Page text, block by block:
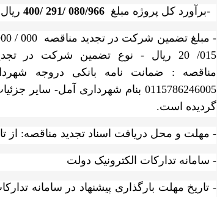
-برآورد کل پروژه مبلغ 400/ 291/ 080/966 ریال
015/ 20 ریال - نوع تضمین شرکت در
مناقصه : ضمانت نامه بانکی دروجه
0115786246005 بنام شهرداری آمل-
گردیده است.
- مهلت و محل دریافت اسناد تجدید مناقصه: از تاریخ 21/ 11/ 1404 الی 28/
- سامانه تدارکات الکترونیک دولت
- تاریخ مهلت بارگذاری پیشنهاد در سامانه